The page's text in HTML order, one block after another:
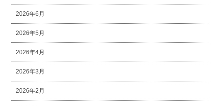
2026年6月
2026年5月
2026年4月
2026年3月
2026年2月